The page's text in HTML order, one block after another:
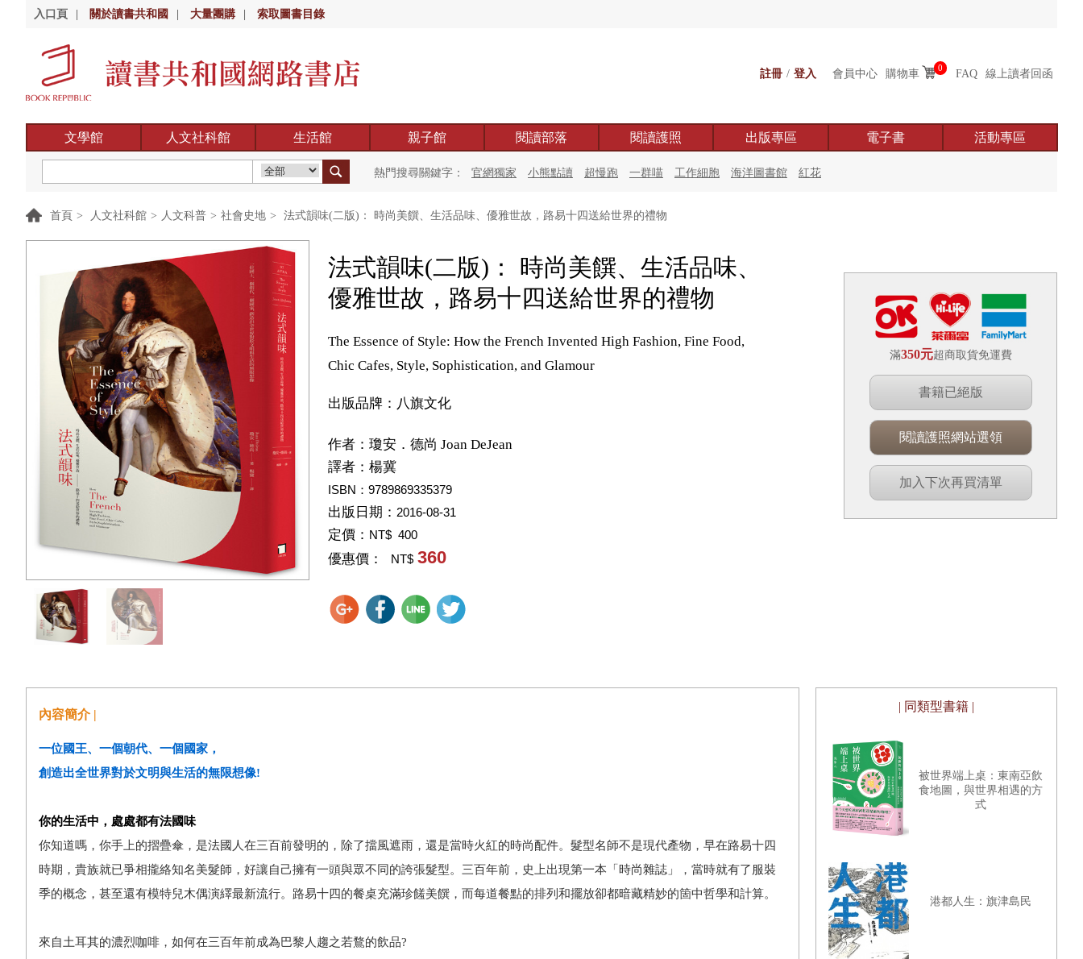
入口頁 關於讀書共和國 大量團購 索取圖書目錄
註冊 / 登入 會員中心 購物車 0 FAQ 線上讀者回函
文學館 人文社科館 生活館 親子館 閱讀部落 閱讀護照 出版專區 電子書 活動專區
熱門搜尋關鍵字： 官網獨家 小熊點讀 超慢跑 一群喵 工作細胞 海洋圖書館 紅花
首頁 > 人文社科館 > 人文科普 > 社會史地 > 法式韻味(二版)： 時尚美饌、生活品味、優雅世故，路易十四送給世界的禮物
法式韻味(二版)： 時尚美饌、生活品味、
優雅世故，路易十四送給世界的禮物
The Essence of Style: How the French Invented High Fashion, Fine Food,
Chic Cafes, Style, Sophistication, and Glamour
出版品牌：八旗文化
作者： 瓊安．德尚 Joan DeJean
譯者： 楊冀
ISBN：9789869335379
出版日期： 2016-08-31
定價： NT$ 400
優惠價： NT$ 360
滿350元超商取貨免運費
書籍已絕版
閱讀護照網站選領
加入下次再買清單
內容簡介 |
一位國王、一個朝代、一個國家，
創造出全世界對於文明與生活的無限想像!
你的生活中，處處都有法國味
你知道嗎，你手上的摺疊傘，是法國人在三百前發明的，除了擋風遮雨，還是當時火紅的時尚配件。髮型名師不是現代產物，早在路易十四
時期，貴族就已爭相攏絡知名美髮師，好讓自己擁有一頭與眾不同的誇張髮型。三百年前，史上出現第一本「時尚雜誌」，當時就有了服裝
季的概念，甚至還有模特兒木偶演繹最新流行。路易十四的餐桌充滿珍饈美饌，而每道餐點的排列和擺放卻都暗藏精妙的箇中哲學和計算。
來自土耳其的濃烈咖啡，如何在三百年前成為巴黎人趨之若鶩的飲品?
| 同類型書籍 |
被世界端上桌：東南亞飲
食地圖，與世界相遇的方
式
港都人生：旗津島民